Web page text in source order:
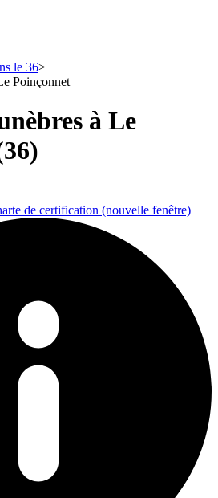
le 36
Poinçonnet
à Le
de certification (nouvelle fenêtre)